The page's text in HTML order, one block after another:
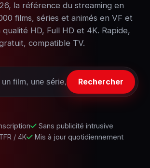
la référence du streaming en
films, séries et animés en VF et
qualité HD, Full HD et 4K. Rapide,
compatible TV.
Rechercher
Sans publicité intrusive
/ 4K
Mis à jour quotidiennement